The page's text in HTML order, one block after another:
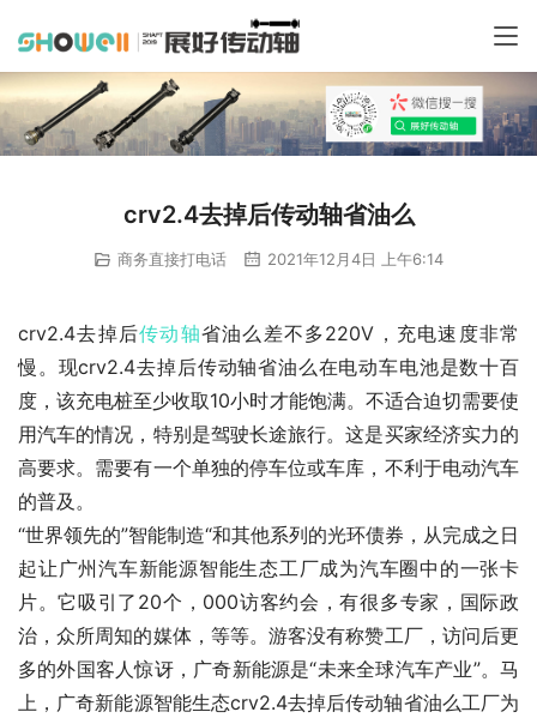
crv2.4去掉后传动轴省油么
商务直接打电话 2021年12月4日 上午6:14
crv2.4去掉后传动轴省油么差不多220V，充电速度非常
慢。现crv2.4去掉后传动轴省油么在电动车电池是数十百
度，该充电桩至少收取10小时才能饱满。不适合迫切需要使
用汽车的情况，特别是驾驶长途旅行。这是买家经济实力的
高要求。需要有一个单独的停车位或车库，不利于电动汽车
的普及。
“世界领先的”智能制造“和其他系列的光环债券，从完成之日
起让广州汽车新能源智能生态工厂成为汽车圈中的一张卡
片。它吸引了20个，000访客约会，有很多专家，国际政
治，众所周知的媒体，等等。游客没有称赞工厂，访问后更
多的外国客人惊讶，广奇新能源是“未来全球汽车产业”。马
上，广奇新能源智能生态crv2.4去掉后传动轴省油么工厂为